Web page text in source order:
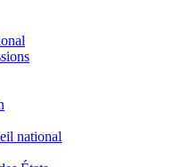
national